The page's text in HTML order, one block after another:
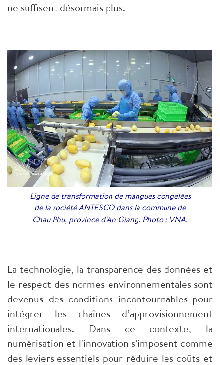
ne suffisent désormais plus.
Ligne de transformation de mangues congelées
de la société ANTESCO dans la commune de
Chau Phu, province d'An Giang. Photo : VNA.
La technologie, la transparence des données et
le respect des normes environnementales sont
devenus des conditions incontournables pour
intégrer les chaînes d’approvisionnement
internationales. Dans ce contexte, la
numérisation et l’innovation s’imposent comme
des leviers essentiels pour réduire les coûts et